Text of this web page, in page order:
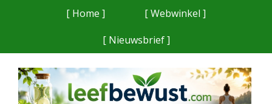
[ Home ]
[ Webwinkel ]
[ Nieuwsbrief ]